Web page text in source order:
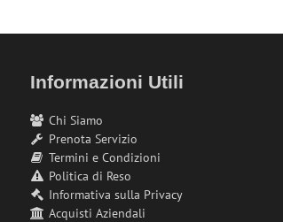
Informazioni Utili
Chi Siamo
Prenota Servizio
Termini e Condizioni
Politica di Reso
Informativa sulla Privacy
Acquisti Aziendali